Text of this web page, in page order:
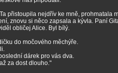
přistoupila nejdřív ke mně, prohmatala
znovu si něco zapsala a kývla. Paní
obličej Alice. Byl bílý.
do močového měchýře.
dárek pro vás dva.
za dost dlouho."